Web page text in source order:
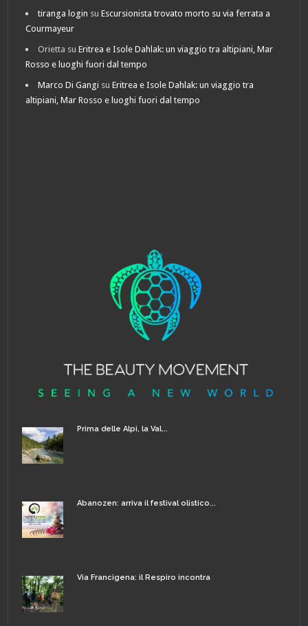
tiranga login suEscursionista trovato morto su via ferrata a
Courmayeur
Orietta suEritrea e Isole Dahlak: un viaggio tra altipiani, Mar
Rosso e luoghi fuori dal tempo
Marco Di Gangi suEritrea e Isole Dahlak: un viaggio tra
altipiani, Mar Rosso e luoghi fuori dal tempo
Prima delle Alpi, la Val...
Abanozen: arriva il festival olistico...
Via Francigena: il Respiro incontra